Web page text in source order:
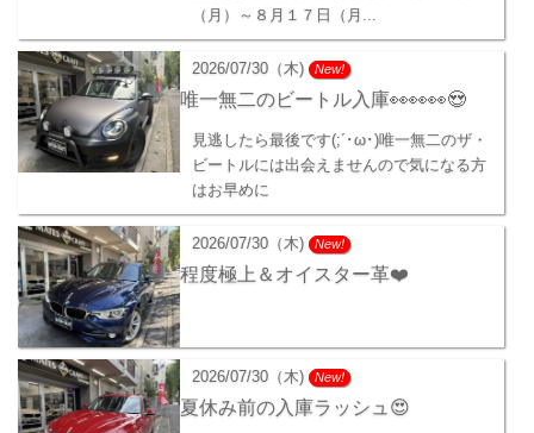
（月）～８月１７日（月...
2026/07/30（木) New!
唯一無二のビートル入庫👀👀👀😍
見逃したら最後です(;´･ω･)唯一無二のザ・
ビートルには出会えませんので気になる方
はお早めに
2026/07/30（木) New!
程度極上＆オイスター革❤️
2026/07/30（木) New!
夏休み前の入庫ラッシュ😍